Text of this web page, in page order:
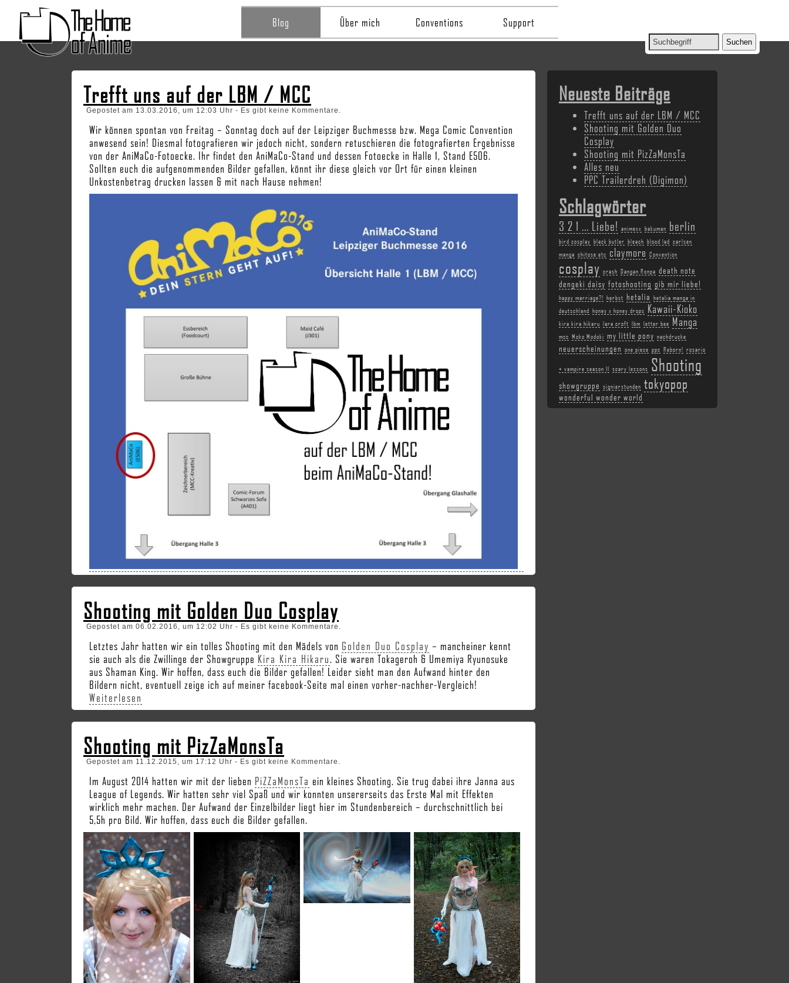
Blog Über mich Conventions Support
Trefft uns auf der LBM / MCC
Gepostet am 13.03.2016, um 12:03 Uhr - Es gibt keine Kommentare.
Wir können spontan von Freitag – Sonntag doch auf der Leipziger Buchmesse bzw. Mega Comic Convention
anwesend sein! Diesmal fotografieren wir jedoch nicht, sondern retuschieren die fotografierten Ergebnisse
von der AniMaCo-Fotoecke. Ihr findet den AniMaCo-Stand und dessen Fotoecke in Halle 1, Stand E506.
Sollten euch die aufgenommenden Bilder gefallen, könnt ihr diese gleich vor Ort für einen kleinen
Unkostenbetrag drucken lassen & mit nach Hause nehmen!
Neueste Beiträge
Trefft uns auf der LBM / MCC
Shooting mit Golden Duo
Cosplay
Shooting mit PizZaMonsTa
Alles neu
PPC Trailerdreh (Digimon)
Schlagwörter
3 2 1 ... Liebe! animexx bakuman berlin
bird cosplay black butler bleach blood lad carlsen
manga chitose etc claymore Convention
cosplay crash Dangan Ronpa death note
dengeki daisy fotoshooting gib mir liebe!
happy marriage?! herbst hetalia hetalia manga in
deutschland honey x honey drops Kawaii-Kioko
kira kira hikaru lara croft lbm letter bee Manga
mcc Moko Modoki my little pony nachdrucke
neuerscheinungen one piece ppc Reborn! rosario
+ vampire season II scary lessons Shooting
showgruppe signierstunden tokyopop
wonderful wonder world
Shooting mit Golden Duo Cosplay
Gepostet am 06.02.2016, um 12:02 Uhr - Es gibt keine Kommentare.
Letztes Jahr hatten wir ein tolles Shooting mit den Mädels von Golden Duo Cosplay – mancheiner kennt
sie auch als die Zwillinge der Showgruppe Kira Kira Hikaru. Sie waren Tokageroh & Umemiya Ryunosuke
aus Shaman King. Wir hoffen, dass euch die Bilder gefallen! Leider sieht man den Aufwand hinter den
Bildern nicht, eventuell zeige ich auf meiner facebook-Seite mal einen vorher-nachher-Vergleich!
Weiterlesen
Shooting mit PizZaMonsTa
Gepostet am 11.12.2015, um 17:12 Uhr - Es gibt keine Kommentare.
Im August 2014 hatten wir mit der lieben PiZZaMonsTa ein kleines Shooting. Sie trug dabei ihre Janna aus
League of Legends. Wir hatten sehr viel Spaß und wir konnten unsererseits das Erste Mal mit Effekten
wirklich mehr machen. Der Aufwand der Einzelbilder liegt hier im Stundenbereich – durchschnittlich bei
5,5h pro Bild. Wir hoffen, dass euch die Bilder gefallen.